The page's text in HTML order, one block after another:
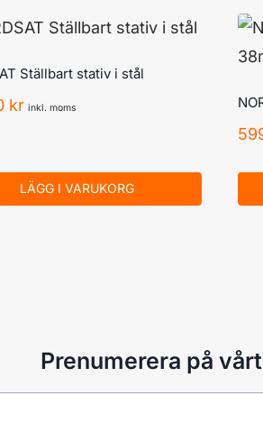
Ställbart stativ i stål
kr inkl. moms
LÄGG I VARUKORG
Prenumerera på